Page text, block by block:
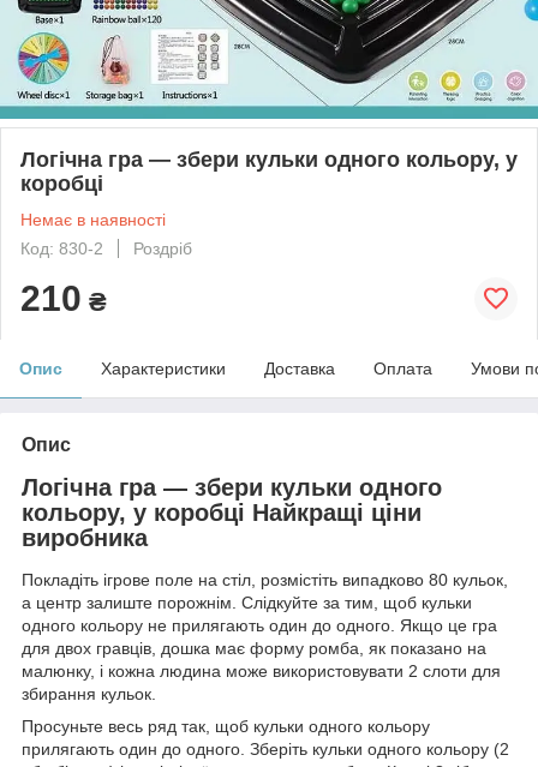
Логічна гра — збери кульки одного кольору, у
коробці
Немає в наявності
Код: 830-2
Роздріб
210 ₴
Опис Характеристики Доставка Оплата Умови
Опис
Логічна гра — збери кульки одного
кольору, у коробці Найкращі ціни
виробника
Покладіть ігрове поле на стіл, розмістіть випадково 80 кульок,
а центр залиште порожнім. Слідкуйте за тим, щоб кульки
одного кольору не прилягають один до одного. Якщо це гра
для двох гравців, дошка має форму ромба, як показано на
малюнку, і кожна людина може використовувати 2 слоти для
збирання кульок.
Просуньте весь ряд так, щоб кульки одного кольору
прилягають один до одного. Зберіть кульки одного кольору (2